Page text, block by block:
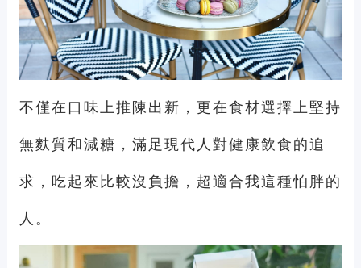
不僅在口味上推陳出新，更在食材選擇上堅持
無麩質和減糖，滿足現代人對健康飲食的追
求，吃起來比較沒負擔，超適合我這種怕胖的
人。